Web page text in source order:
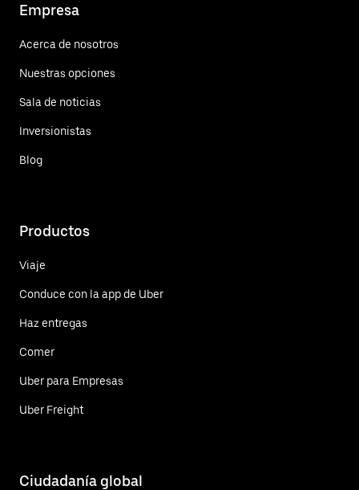
Empresa
Acerca de nosotros
Nuestras opciones
Sala de noticias
Inversionistas
Blog
Productos
Viaje
Conduce con la app de Uber
Haz entregas
Comer
Uber para Empresas
Uber Freight
Ciudadanía global